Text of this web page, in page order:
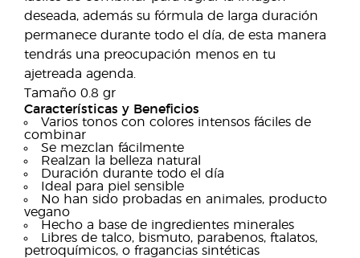
deseada, además su fórmula de larga duración
permanece durante todo el día, de esta manera
tendrás una preocupación menos en tu
ajetreada agenda.
Tamaño 0.8 gr
Características y Beneficios
Varios tonos con colores intensos fáciles de
combinar
Se mezclan fácilmente
Realzan la belleza natural
Duración durante todo el día
Ideal para piel sensible
No han sido probadas en animales, producto
vegano
Hecho a base de ingredientes minerales
Libres de talco, bismuto, parabenos, ftalatos,
petroquímicos, o fragancias sintéticas